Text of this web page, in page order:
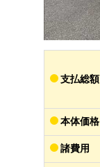
支払総額
本体価格
諸費用